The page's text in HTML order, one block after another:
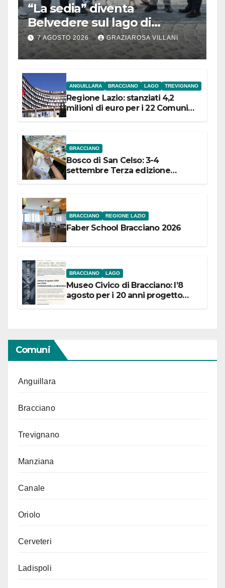
“La sedia” diventa
Belvedere sul lago di
Bracciano: ieri
l’inaugurazione
7 AGOSTO 2026 GRAZIAROSA VILLANI
ANGUILLARA BRACCIANO LAGO TREVIGNANO
Regione Lazio: stanziati 4,2
milioni di euro per i 22 Comuni
BRACCIANO
Bosco di San Celso: 3-4
settembre Terza edizione
BRACCIANO REGIONE LAZIO
Faber School Bracciano 2026
BRACCIANO LAGO
Museo Civico di Bracciano: l’8
agosto per i 20 anni progetto
Comuni
Anguillara
Bracciano
Trevignano
Manziana
Canale
Oriolo
Cerveteri
Ladispoli